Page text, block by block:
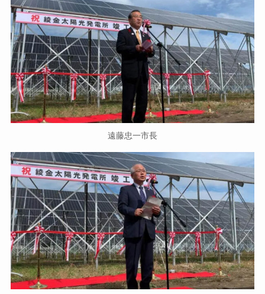
遠藤忠一市長